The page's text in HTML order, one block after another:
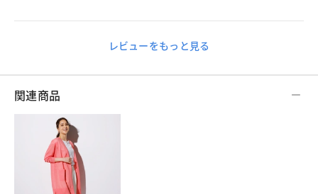
レビューをもっと見る
関連商品